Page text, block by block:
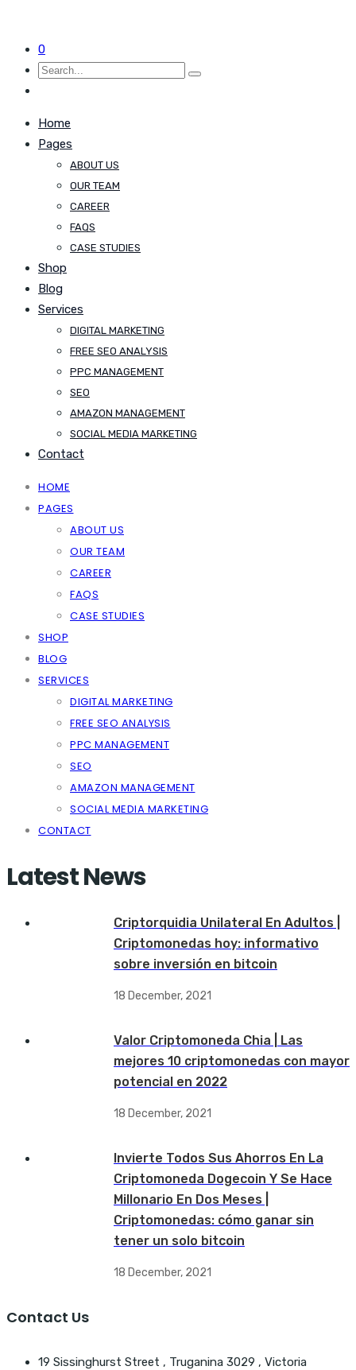
0
Home
Pages
ABOUT US
OUR TEAM
CAREER
FAQS
CASE STUDIES
Shop
Blog
Services
DIGITAL MARKETING
FREE SEO ANALYSIS
PPC MANAGEMENT
SEO
AMAZON MANAGEMENT
SOCIAL MEDIA MARKETING
Contact
HOME
PAGES
ABOUT US
OUR TEAM
CAREER
FAQS
CASE STUDIES
SHOP
BLOG
SERVICES
DIGITAL MARKETING
FREE SEO ANALYSIS
PPC MANAGEMENT
SEO
AMAZON MANAGEMENT
SOCIAL MEDIA MARKETING
CONTACT
Latest News
Criptorquidia Unilateral En Adultos |
Criptomonedas hoy: informativo
sobre inversión en bitcoin
18 December, 2021
Valor Criptomoneda Chia | Las
mejores 10 criptomonedas con mayor
potencial en 2022
18 December, 2021
Invierte Todos Sus Ahorros En La
Criptomoneda Dogecoin Y Se Hace
Millonario En Dos Meses |
Criptomonedas: cómo ganar sin
tener un solo bitcoin
18 December, 2021
Contact Us
19 Sissinghurst Street , Truganina 3029 , Victoria